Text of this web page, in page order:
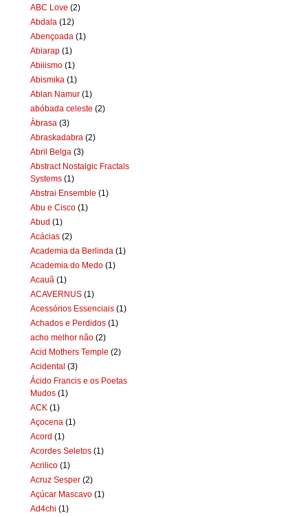
ABC Love (2)
Abdala (12)
Abençoada (1)
Abiarap (1)
Abiiismo (1)
Abismika (1)
Ablan Namur (1)
abóbada celeste (2)
Àbrasa (3)
Abraskadabra (2)
Abril Belga (3)
Abstract Nostalgic Fractals
Systems (1)
Abstrai Ensemble (1)
Abu e Cisco (1)
Abud (1)
Acácias (2)
Academia da Berlinda (1)
Academia do Medo (1)
Acauã (1)
ACAVERNUS (1)
Acessórios Essenciais (1)
Achados e Perdidos (1)
acho melhor não (2)
Acid Mothers Temple (2)
Acidental (3)
Ácido Francis e os Poetas
Mudos (1)
ACK (1)
Açocena (1)
Acord (1)
Acordes Seletos (1)
Acrilico (1)
Acruz Sesper (2)
Açúcar Mascavo (1)
Ad4chi (1)